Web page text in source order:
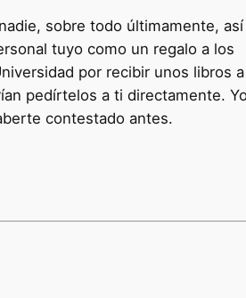
sobre todo últimamente,
tuyo como un regalo a los
por recibir unos libros
pedírtelos a ti directamente.
contestado antes.